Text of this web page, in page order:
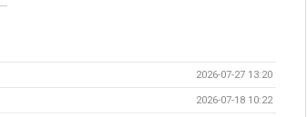
2026-07-27 13:20
2026-07-18 10:22